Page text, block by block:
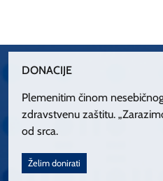
DONACIJE
Plemenitim činom
zdravstvenu zaštitu.
od srca.
Želim donirati